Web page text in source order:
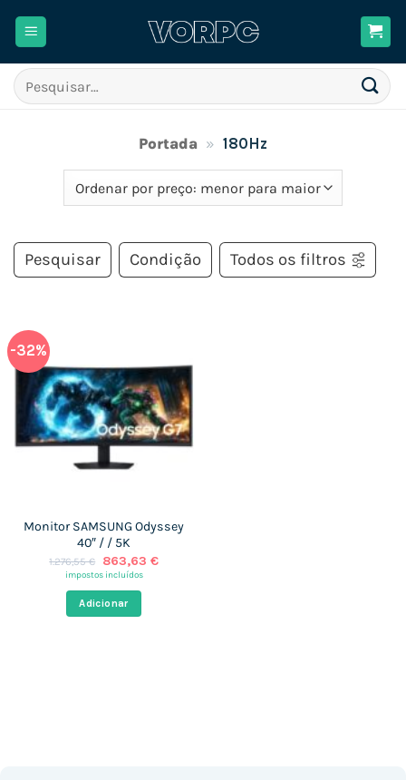
Pesquisar
por:
Portada » 180Hz
Pesquisar Condição Todos os filtros
-32%
Monitor SAMSUNG Odyssey
40″ / / 5K
1.276,55€
O
preço
era:
1.276,55 €.
863,63 €O
impostos incluídos
Adicionar